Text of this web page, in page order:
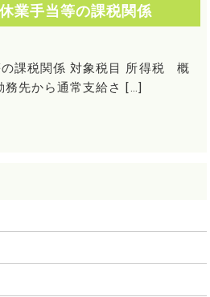
業手当等の課税関係
課税関係 対象税目 所得税 概
先から通常支給さ […]